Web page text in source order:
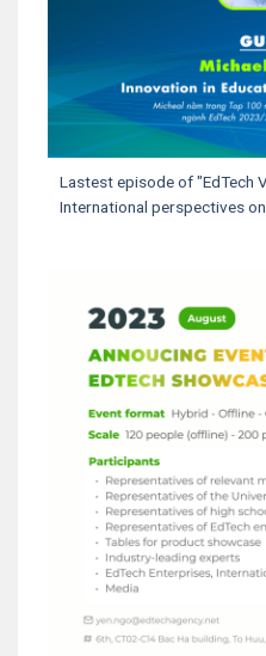
Lastest episode of "EdTech
International perspectives